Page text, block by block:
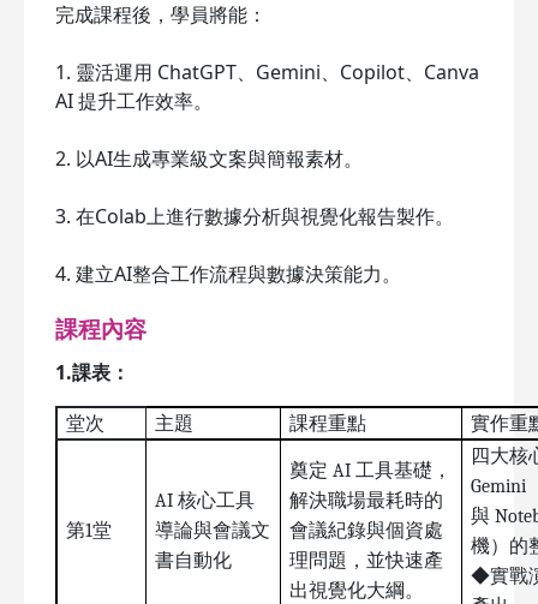
完成課程後，學員將能：
1. 靈活運用 ChatGPT、Gemini、Copilot、Canva
AI 提升工作效率。
2. 以AI生成專業級文案與簡報素材。
3. 在Colab上進行數據分析與視覺化報告製作。
4. 建立AI整合工作流程與數據決策能力。
課程內容
1.課表：
堂次 主題 課程重點 實作重
第1堂
AI 核心工具
導論與會議文
書自動化
奠定 AI 工具基礎，
解決職場最耗時的
會議紀錄與個資處
理問題，並快速產
出視覺化大綱。
四大核
Gemini
與
機）的
◆實戰